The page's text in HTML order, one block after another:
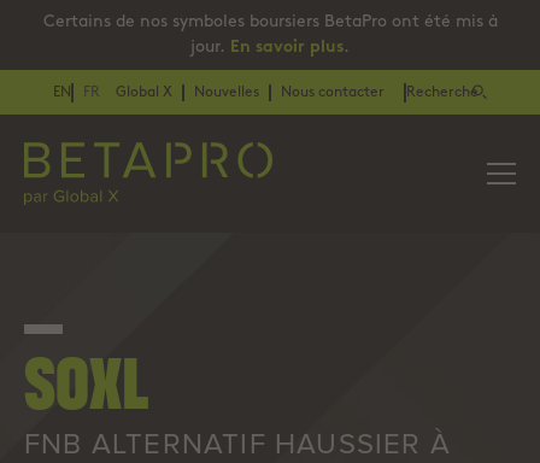
Certains de nos symboles boursiers BetaPro ont été mis à
jour. En savoir plus.
EN FR Global X Nouvelles Nous contacter Recherche
SOXL
FNB ALTERNATIF HAUSSIER À